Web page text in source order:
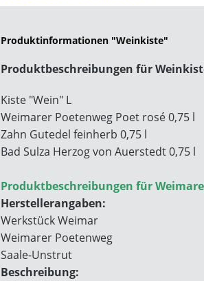
Produktinformationen "Weinkiste"
Produktbeschreibungen für
Kiste "Wein" L
Weimarer Poetenweg Poet rosé 0,75 l
Zahn Gutedel feinherb 0,75 l
Bad Sulza Herzog von Auerstedt 0,75 l
Produktbeschreibungen für
Herstellerangaben:
Werkstück Weimar
Weimarer Poetenweg
Saale-Unstrut
Beschreibung: